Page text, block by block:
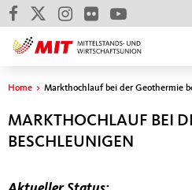
Sie sind hier
Home > Markthochlauf bei der Geothermie
MARKTHOCHLAUF BEI
BESCHLEUNIGEN